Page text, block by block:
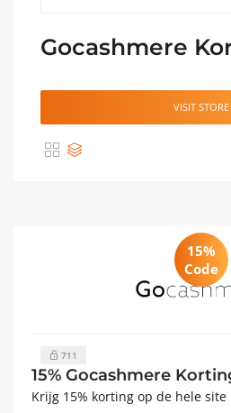
Gocashmere
VISIT STORE
15%
Code
711
15% Gocashmere
Krijg 15% korting op de hele site